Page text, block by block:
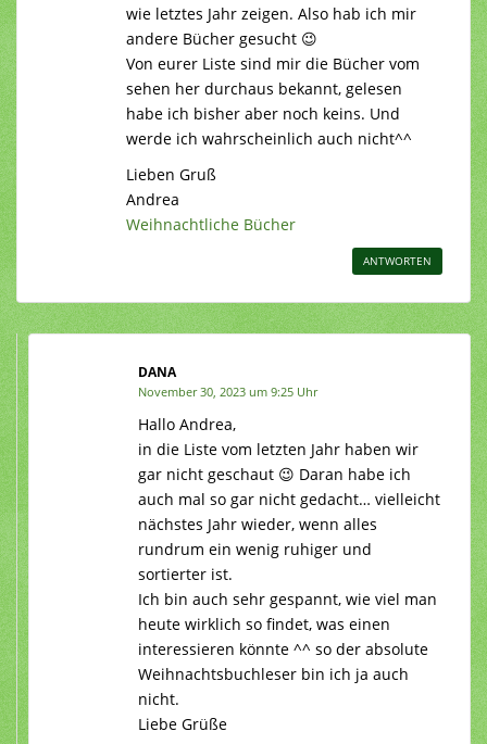
wie letztes Jahr zeigen. Also hab ich mir
andere Bücher gesucht 😉
Von eurer Liste sind mir die Bücher vom
sehen her durchaus bekannt, gelesen
habe ich bisher aber noch keins. Und
werde ich wahrscheinlich auch nicht^^
Lieben Gruß
Andrea
Weihnachtliche Bücher
ANTWORTEN
DANA
November 30, 2023 um 9:25 Uhr
Hallo Andrea,
in die Liste vom letzten Jahr haben wir
gar nicht geschaut 😉 Daran habe ich
auch mal so gar nicht gedacht… vielleicht
nächstes Jahr wieder, wenn alles
rundrum ein wenig ruhiger und
sortierter ist.
Ich bin auch sehr gespannt, wie viel man
heute wirklich so findet, was einen
interessieren könnte ^^ so der absolute
Weihnachtsbuchleser bin ich ja auch
nicht.
Liebe Grüße